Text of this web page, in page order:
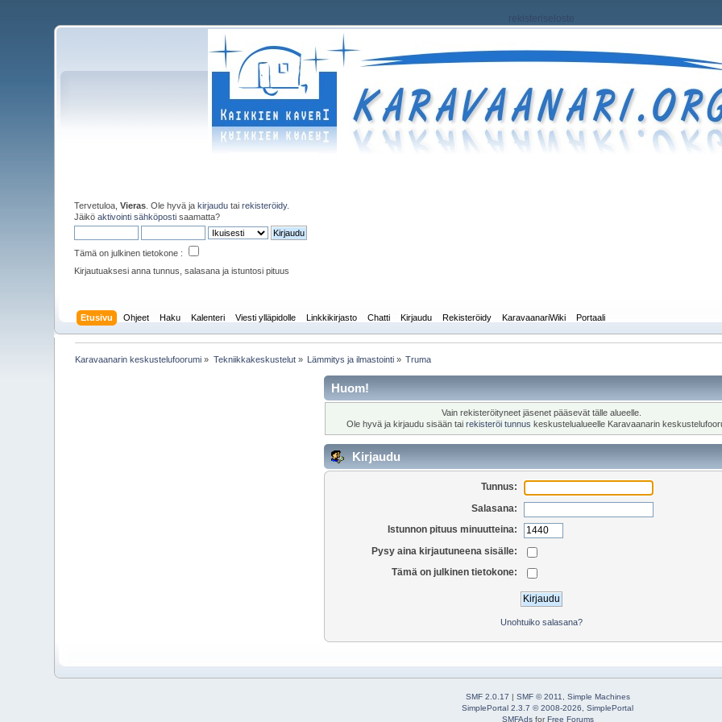
rekisteriseloste
Tervetuloa,Vieras . Ole hyvä jakirjaudu tairekisteröidy.
Jäiköaktivointi sähköposti saamatta?
Tämä on julkinen tietokone :
Kirjautuaksesi anna tunnus, salasana ja istuntosi pituus
Etusivu Ohjeet Haku Kalenteri Viesti ylläpidolle Linkkikirjasto Chatti Kirjaudu Rekisteröidy KaravaanariWiki Portaali
Karavaanarin keskustelufoorumi » Tekniikkakeskustelut» Lämmitys ja ilmastointi » Truma
Huom!
Vain rekisteröityneet jäsenet pääsevät tälle alueelle.
Ole hyvä ja kirjaudu sisään tai rekisteröi tunnus keskustelualueelle Karavaanarin
Kirjaudu
Tunnus:
Salasana:
Istunnon pituus minuutteina:
Pysy aina kirjautuneena sisälle:
Tämä on julkinen tietokone:
Unohtuiko salasana?
SMF 2.0.17 | SMF © 2011
Simple Machines
SimplePortal 2.3.7 © 2008-2026, SimplePortal
SMFAdsforFree Forums